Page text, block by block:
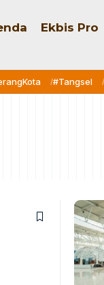
Ekbis Pro
#Tangsel